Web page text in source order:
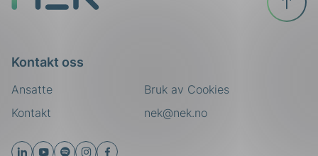
Kontakt oss
Ansatte
nek@nek.no
Kontakt
Bruk av Cookies
toppen